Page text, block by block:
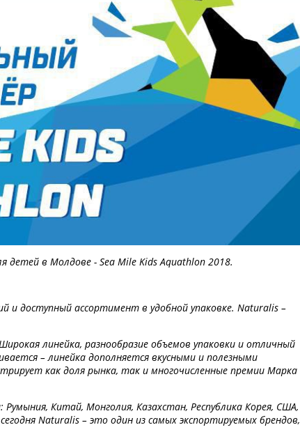
в Молдове - Sea Mile Kids Aquathlon 2018.
и доступный ассортимент в удобной упаковке. Naturalis –
линейка, разнообразие объемов упаковки и отличный
– линейка дополняется вкусными и полезными
как доля рынка, так и многочисленные премии Марка
Китай, Монголия, Казахстан, Республика Корея, США,
Naturalis – это один из самых экспортируемых брендов,